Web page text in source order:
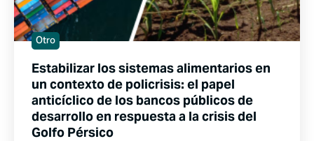
Otro
Estabilizar los sistemas alimentarios en
un contexto de policrisis: el papel
anticíclico de los bancos públicos de
desarrollo en respuesta a la crisis del
Golfo Pérsico